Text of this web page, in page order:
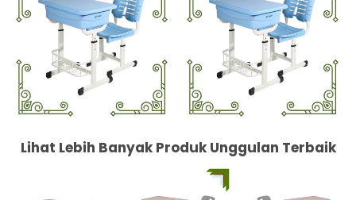
Lihat Lebih Banyak Produk Unggulan Terbaik